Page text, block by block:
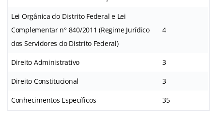
Lei Orgânica do Distrito Federal e Lei
Complementar n° 840/2011 (Regime Jurídico
dos Servidores do Distrito Federal)
4
Direito Administrativo 3
Direito Constitucional 3
Conhecimentos Específicos 35